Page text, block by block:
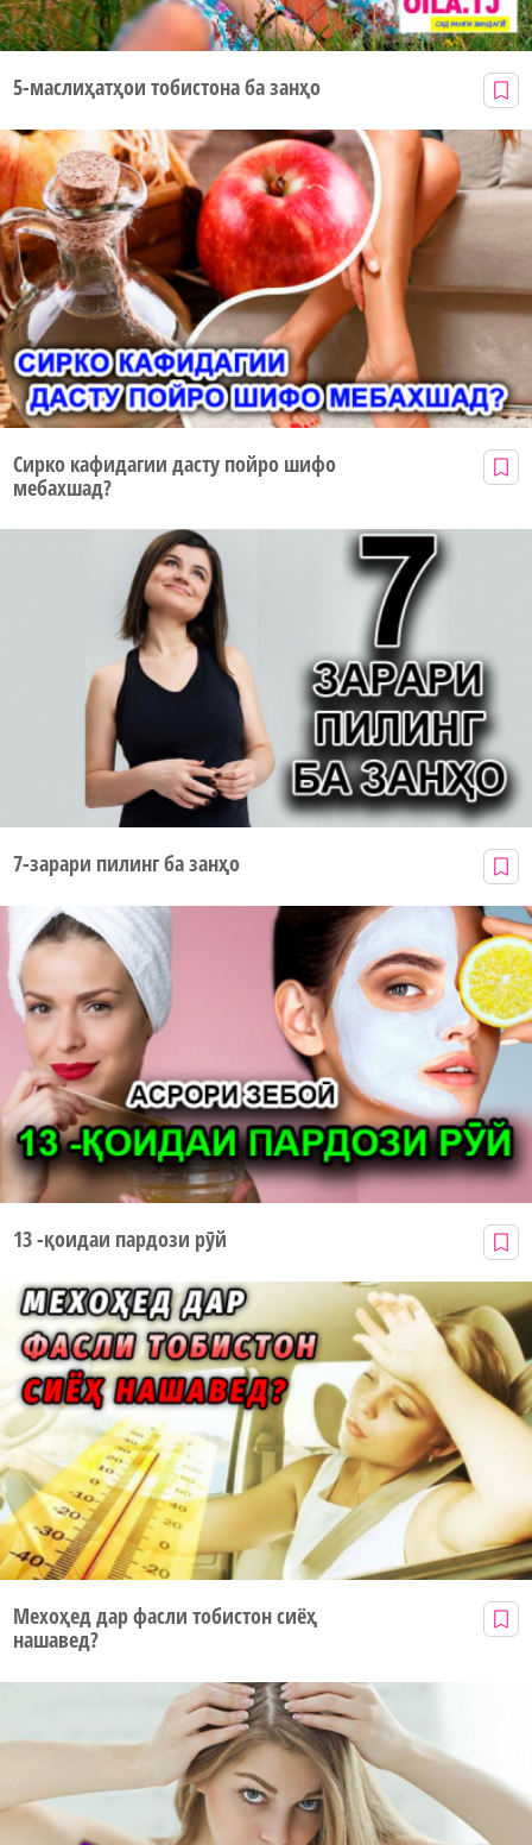
5-маслиҳатҳои тобистона ба занҳо
Сирко кафидагии дасту пойро шифо
мебахшад?
7-зарари пилинг ба занҳо
13 -қоидаи пардози рӯй
Мехоҳед дар фасли тобистон сиёҳ
нашавед?